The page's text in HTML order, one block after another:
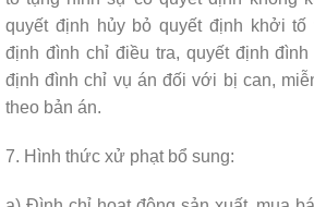
quyết định hủy bỏ quyết định khởi
định đình chỉ điều tra, quyết định
định đình chỉ vụ án đối với bị can,
theo bản án.
7. Hình thức xử phạt bổ sung: